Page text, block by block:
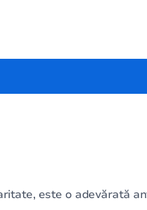
este o adevărată